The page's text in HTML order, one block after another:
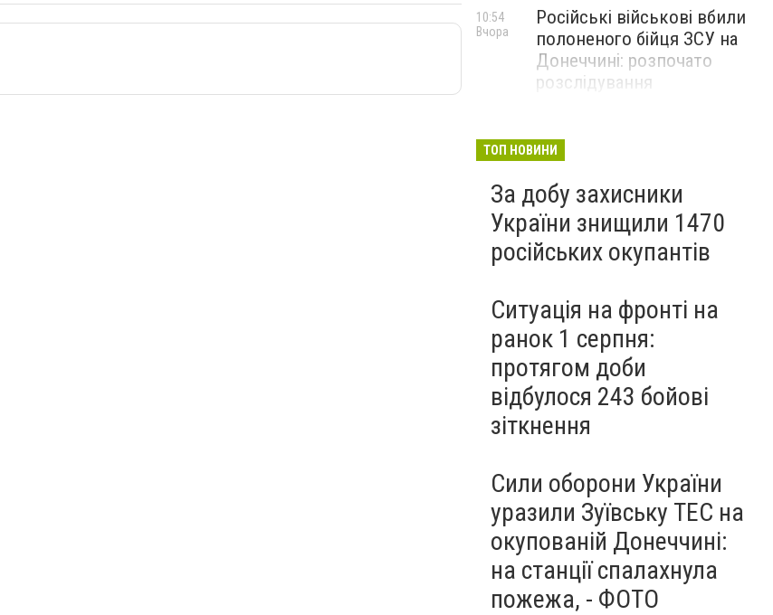
Російські військові вбили
полоненого бійця ЗСУ на
Донеччині: розпочато
розслідування
10:54
Вчора
окупанти 44 рази
одна людина загинула та ще
пʼятеро поранено
Вчора
ТОП НОВИНИ
За добу захисники
України знищили 1470
російських окупантів
Ситуація на фронті на
ранок 1 серпня:
протягом доби
відбулося 243 бойові
зіткнення
Сили оборони України
уразили Зуївську ТЕС на
окупованій Донеччині:
на станції спалахнула
пожежа, - ФОТО